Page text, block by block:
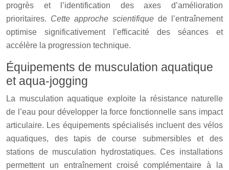
progrès et l’identification des axes d’amélioration
prioritaires. Cette approche scientifique de l’entraînement
optimise significativement l’efficacité des séances et
accélère la progression technique.
Équipements de musculation aquatique
et aqua-jogging
La musculation aquatique exploite la résistance naturelle
de l’eau pour développer la force fonctionnelle sans impact
articulaire. Les équipements spécialisés incluent des vélos
aquatiques, des tapis de course submersibles et des
stations de musculation hydrostatiques. Ces installations
permettent un entraînement croisé complémentaire à la